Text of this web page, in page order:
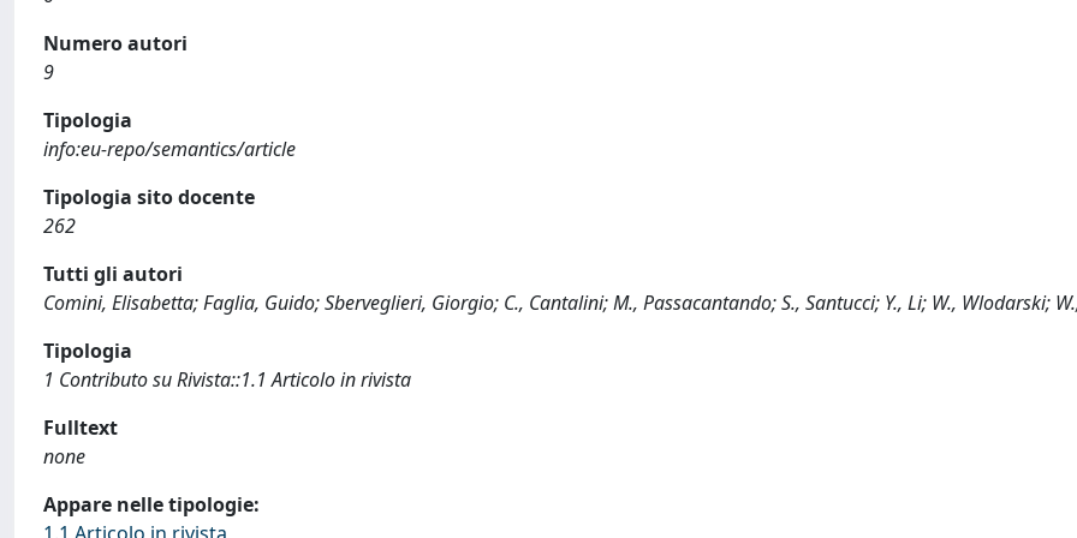
Numero autori
9
Tipologia
info:eu-repo/semantics/article
Tipologia sito docente
262
Tutti gli autori
Comini, Elisabetta; Faglia, Guido; Sberveglieri, Giorgio; C., Cantalini; M., Passacantando; S., Santucci; Y., Li; W., Wlodarski;
Tipologia
1 Contributo su Rivista::1.1 Articolo in rivista
Fulltext
none
Appare nelle tipologie: